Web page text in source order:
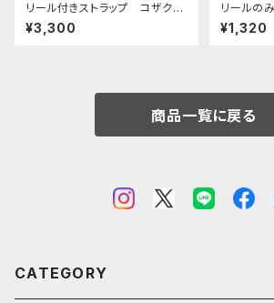
リール付きストラップ コザクラ
インコ ノーマル キャメル ×
キャメル こざくらいんこ
¥3,300
リールの
イエロー
んこ
¥1,320
商品一覧に戻る
CATEGORY